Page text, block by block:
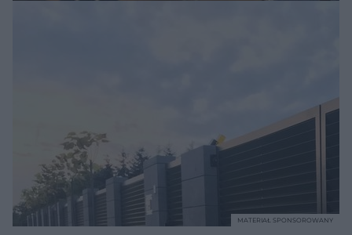
MATERIAŁ SPONSOROWANY